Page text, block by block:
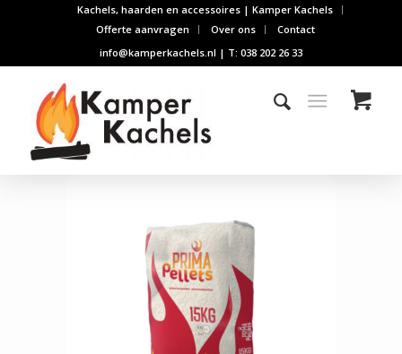
Kachels, haarden en accessoires | Kamper Kachels
Offerte aanvragen
Over ons
Contact
info@kamperkachels.nl | T: 038 202 26 33